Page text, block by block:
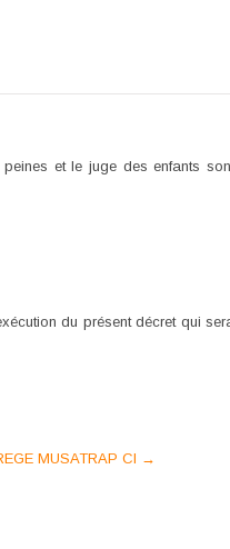
et le juge des enfants
du présent décret qui
MUSATRAP CI →